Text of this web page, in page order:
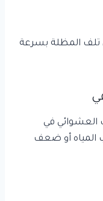
تلف المظلة بسرعة
العشوائي في
أو ضعف